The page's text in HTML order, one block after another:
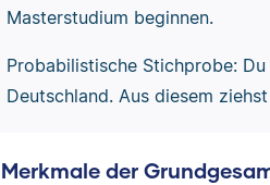
Masterstudium beginnen.
Probabilistische Stichprobe:
Deutschland. Aus diesem
Merkmale der